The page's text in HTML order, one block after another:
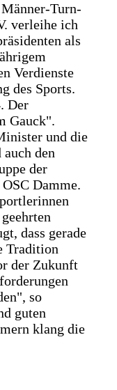
Turn-
verleihe ich
als
Verdienste
des Sports.
Der
Gauck".
und die
auch den
der
Damme.
dass gerade
Tradition
der Zukunft
so
guten
klang die